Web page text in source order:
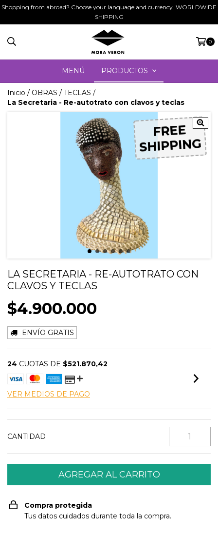
Shopping from abroad? Choose your language and currency. WORLDWIDE
SHIPPING
0
MENÚ PRODUCTOS
Inicio / OBRAS / TECLAS /
La Secretaria - Re-autotrato con clavos y teclas
FREE
SHIPPING
FREE
SHIPPING
LA SECRETARIA - RE-AUTOTRATO CON
CLAVOS Y TECLAS
$4.900.000
ENVÍO GRATIS
24 CUOTAS DE $521.870,42
VER MEDIOS DE PAGO
CANTIDAD
Compra protegida
Tus datos cuidados durante toda la compra.